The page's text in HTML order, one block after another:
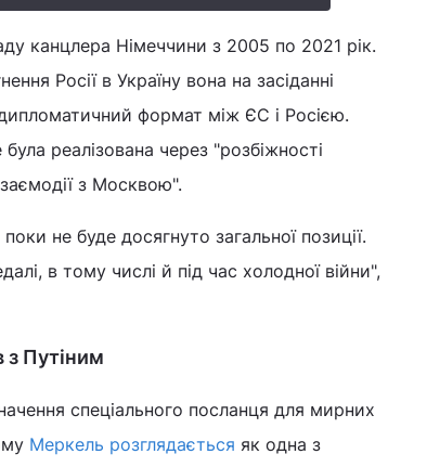
канцлера Німеччини з 2005 по 2021 рік.
Росії в Україну вона на засіданні
формат між ЄС і Росією.
реалізована через "розбіжності
з Москвою".
не буде досягнуто загальної позиції.
в тому числі й під час холодної війни",
з Путіним
спеціального посланця для мирних
Меркель розглядається як одна з